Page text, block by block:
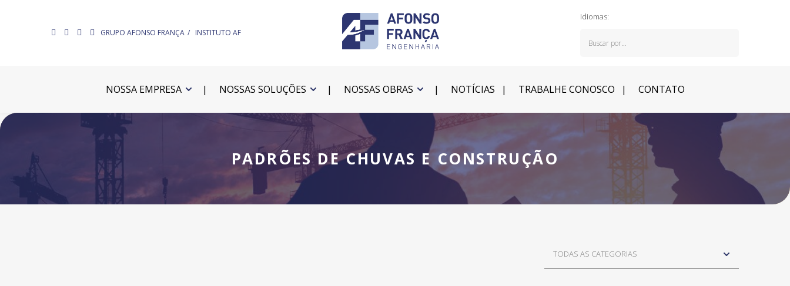
GRUPO AFONSO FRANÇA INSTITUTO AF
Idiomas:
NOSSA EMPRESA NOSSAS SOLUÇÕES NOSSAS OBRAS NOTÍCIAS TRABALHE CONOSCO CONTATO
PADRÕES DE CHUVAS E CONSTRUÇÃO